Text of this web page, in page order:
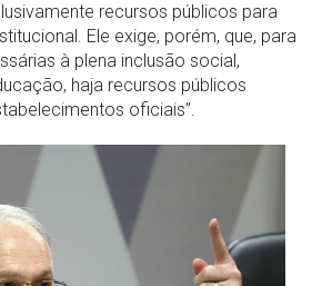
recursos públicos para
Ele exige, porém, que, para
à plena inclusão social,
haja recursos públicos
oficiais”.